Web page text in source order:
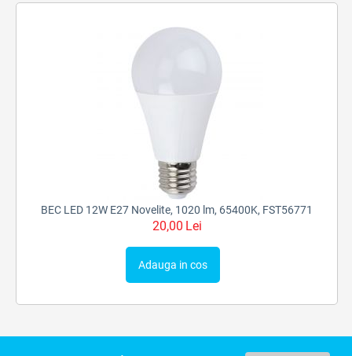
BEC LED 12W E27 Novelite, 1020 lm, 65400K, FST56771
20,00 Lei
Adauga in cos